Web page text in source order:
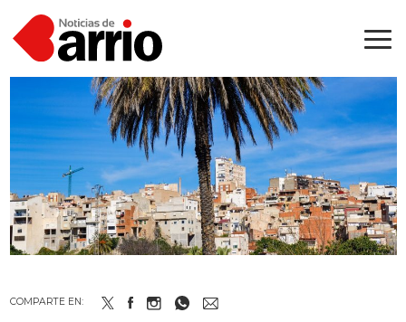
COMPARTE EN: